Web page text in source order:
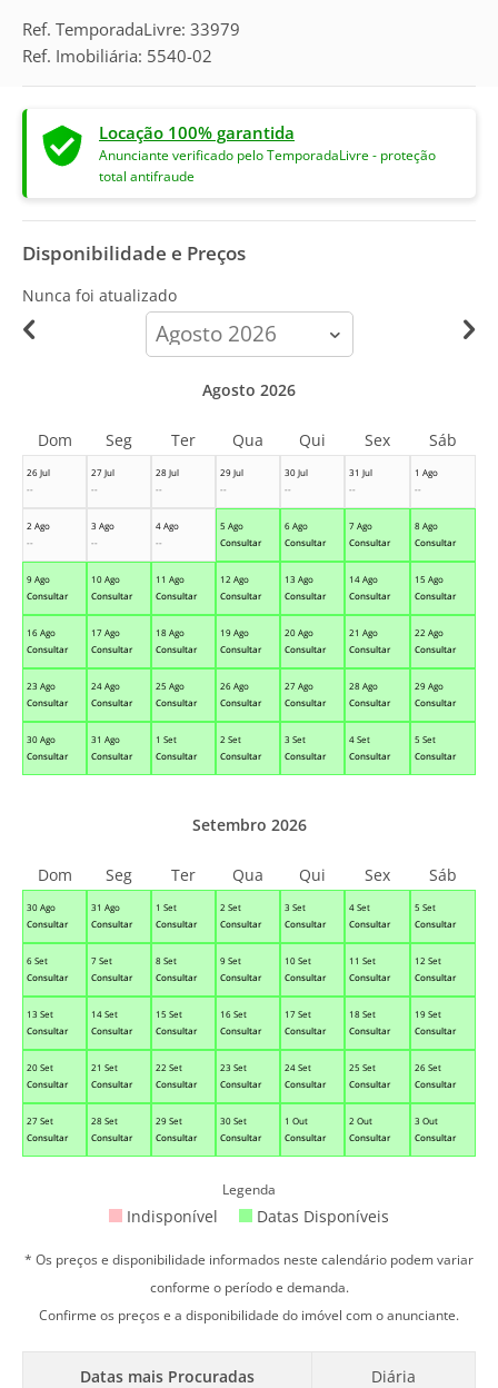
Ref. TemporadaLivre: 33979
Ref. Imobiliária: 5540-02
Locação 100% garantida
Anunciante verificado pelo TemporadaLivre - proteção
total antifraude
Disponibilidade e Preços
Nunca foi atualizado
calendar-
month
26 Jul
--
27 Jul
--
28 Jul
--
29 Jul
--
30 Jul
--
31 Jul
--
1 Ago
--
2 Ago
--
3 Ago
--
4 Ago
--
5 Ago
Consultar
6 Ago
Consultar
7 Ago
Consultar
8 Ago
Consultar
9 Ago
Consultar
10 Ago
Consultar
11 Ago
Consultar
12 Ago
Consultar
13 Ago
Consultar
14 Ago
Consultar
15 Ago
Consultar
16 Ago
Consultar
17 Ago
Consultar
18 Ago
Consultar
19 Ago
Consultar
20 Ago
Consultar
21 Ago
Consultar
22 Ago
Consultar
23 Ago
Consultar
24 Ago
Consultar
25 Ago
Consultar
26 Ago
Consultar
27 Ago
Consultar
28 Ago
Consultar
29 Ago
Consultar
30 Ago
Consultar
31 Ago
Consultar
1 Set
Consultar
2 Set
Consultar
3 Set
Consultar
4 Set
Consultar
5 Set
Consultar
Agosto 2026
Dom Seg Ter Qua Qui Sex Sáb
30 Ago
Consultar
31 Ago
Consultar
1 Set
Consultar
2 Set
Consultar
3 Set
Consultar
4 Set
Consultar
5 Set
Consultar
6 Set
Consultar
7 Set
Consultar
8 Set
Consultar
9 Set
Consultar
10 Set
Consultar
11 Set
Consultar
12 Set
Consultar
13 Set
Consultar
14 Set
Consultar
15 Set
Consultar
16 Set
Consultar
17 Set
Consultar
18 Set
Consultar
19 Set
Consultar
20 Set
Consultar
21 Set
Consultar
22 Set
Consultar
23 Set
Consultar
24 Set
Consultar
25 Set
Consultar
26 Set
Consultar
27 Set
Consultar
28 Set
Consultar
29 Set
Consultar
30 Set
Consultar
1 Out
Consultar
2 Out
Consultar
3 Out
Consultar
Setembro 2026
Dom Seg Ter Qua Qui Sex Sáb
Legenda
Indisponível Datas Disponíveis
* Os preços e disponibilidade informados neste calendário podem variar
conforme o período e demanda.
Confirme os preços e a disponibilidade do imóvel com o anunciante.
Datas mais Procuradas Diária